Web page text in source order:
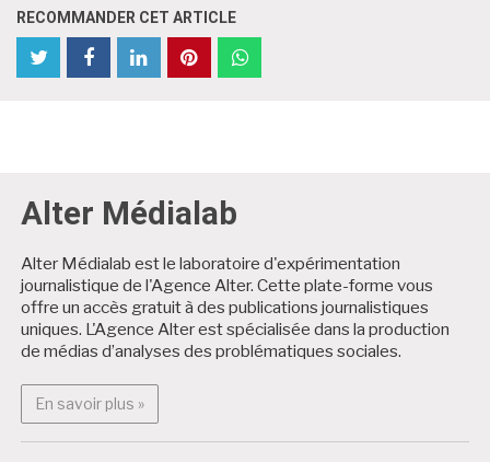
RECOMMANDER CET ARTICLE
partager
article
cet
article
cet
article
cet
article
partager
cet
article article
Alter Médialab
Alter Médialab est le laboratoire d'expérimentation
journalistique de l'Agence Alter. Cette plate-forme vous
offre un accès gratuit à des publications journalistiques
uniques. L'Agence Alter est spécialisée dans la production
de médias d’analyses des problématiques sociales.
En savoir plus »En savoir plus : Alter Médialab